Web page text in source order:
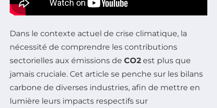
Dans le contexte actuel de crise climatique, la
nécessité de comprendre les contributions
sectorielles aux émissions de CO2 est plus que
jamais cruciale. Cet article se penche sur les bilans
carbone de diverses industries, afin de mettre en
lumière leurs impacts respectifs sur